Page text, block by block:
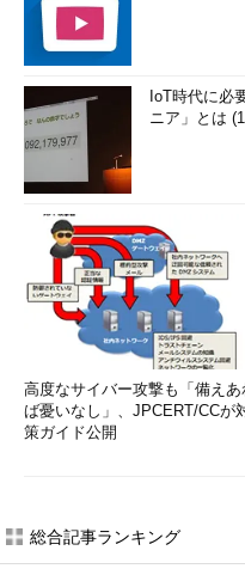
IoT時代に必
ニア」とは
高度なサイバー攻撃も「備えあ
ば憂いなし」、JPCERT/CCが
策ガイド公開
総合記事ランキング